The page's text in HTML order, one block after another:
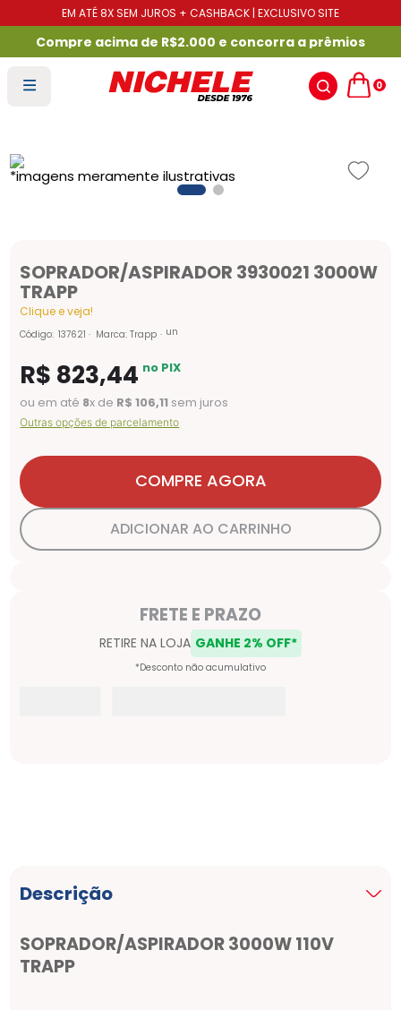
EM ATÉ 8X SEM JUROS + CASHBACK | EXCLUSIVO SITE
Compre acima de R$2.000 e concorra a prêmios
0
SOPRADOR/ASPIRADOR 3930021 3000W
TRAPP
Clique e veja!
Código: 137621 Marca:Trapp un
R$ 823,44 no PIX
ou em até 8x de R$ 106,11 sem juros
Outras opções de parcelamento
COMPRE AGORA
ADICIONAR AO CARRINHO
Descrição
SOPRADOR/ASPIRADOR 3000W 110V
TRAPP